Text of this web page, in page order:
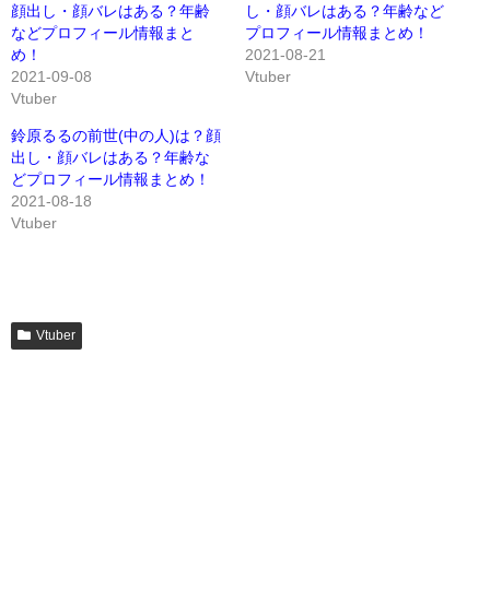
顔出し・顔バレはある？年齢
などプロフィール情報まと
め！
2021-09-08
Vtuber
し・顔バレはある？年齢など
プロフィール情報まとめ！
2021-08-21
Vtuber
鈴原るるの前世(中の人)は？顔
出し・顔バレはある？年齢な
どプロフィール情報まとめ！
2021-08-18
Vtuber
Vtuber